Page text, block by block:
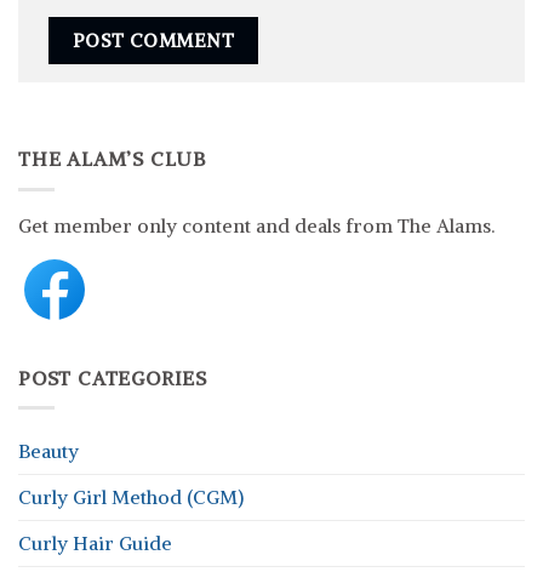
THE ALAM’S CLUB
Get member only content and deals from The Alams.
POST CATEGORIES
Beauty
Curly Girl Method (CGM)
Curly Hair Guide